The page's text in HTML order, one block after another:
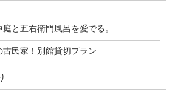
と五右衛門風呂を愛でる。
民家！別館貸切プラン